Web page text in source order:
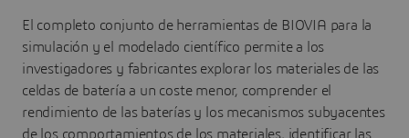
El completo conjunto de herramientas de BIOVIA para la
simulación y el modelado científico permite a los
investigadores y fabricantes explorar los materiales de las
celdas de batería a un coste menor, comprender el
rendimiento de las baterías y los mecanismos subyacentes
de los comportamientos de los materiales, identificar las